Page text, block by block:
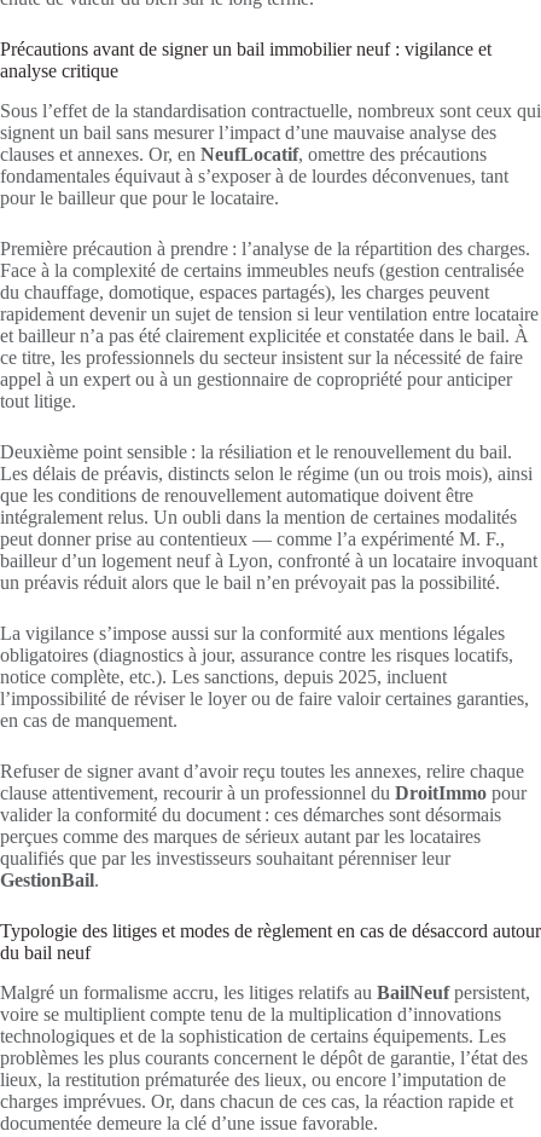
Précautions avant de signer un bail immobilier neuf : vigilance et
analyse critique
Sous l’effet de la standardisation contractuelle, nombreux sont ceux qui
signent un bail sans mesurer l’impact d’une mauvaise analyse des
clauses et annexes. Or, en NeufLocatif, omettre des précautions
fondamentales équivaut à s’exposer à de lourdes déconvenues, tant
pour le bailleur que pour le locataire.
Première précaution à prendre : l’analyse de la répartition des charges.
Face à la complexité de certains immeubles neufs (gestion centralisée
du chauffage, domotique, espaces partagés), les charges peuvent
rapidement devenir un sujet de tension si leur ventilation entre locataire
et bailleur n’a pas été clairement explicitée et constatée dans le bail. À
ce titre, les professionnels du secteur insistent sur la nécessité de faire
appel à un expert ou à un gestionnaire de copropriété pour anticiper
tout litige.
Deuxième point sensible : la résiliation et le renouvellement du bail.
Les délais de préavis, distincts selon le régime (un ou trois mois), ainsi
que les conditions de renouvellement automatique doivent être
intégralement relus. Un oubli dans la mention de certaines modalités
peut donner prise au contentieux — comme l’a expérimenté M. F.,
bailleur d’un logement neuf à Lyon, confronté à un locataire invoquant
un préavis réduit alors que le bail n’en prévoyait pas la possibilité.
La vigilance s’impose aussi sur la conformité aux mentions légales
obligatoires (diagnostics à jour, assurance contre les risques locatifs,
notice complète, etc.). Les sanctions, depuis 2025, incluent
l’impossibilité de réviser le loyer ou de faire valoir certaines garanties,
en cas de manquement.
Refuser de signer avant d’avoir reçu toutes les annexes, relire chaque
clause attentivement, recourir à un professionnel du DroitImmo pour
valider la conformité du document : ces démarches sont désormais
perçues comme des marques de sérieux autant par les locataires
qualifiés que par les investisseurs souhaitant pérenniser leur
GestionBail.
Typologie des litiges et modes de règlement en cas de désaccord autour
du bail neuf
Malgré un formalisme accru, les litiges relatifs au BailNeufpersistent,
voire se multiplient compte tenu de la multiplication d’innovations
technologiques et de la sophistication de certains équipements. Les
problèmes les plus courants concernent le dépôt de garantie, l’état des
lieux, la restitution prématurée des lieux, ou encore l’imputation de
charges imprévues. Or, dans chacun de ces cas, la réaction rapide et
documentée demeure la clé d’une issue favorable.